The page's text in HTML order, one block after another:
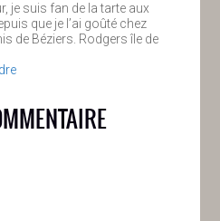
je suis fan de la tarte aux
que je l’ai goûté chez
de Béziers. Rodgers île de